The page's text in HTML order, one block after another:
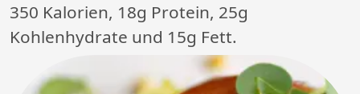
350 Kalorien, 18g Protein, 25g
Kohlenhydrate und 15g Fett.